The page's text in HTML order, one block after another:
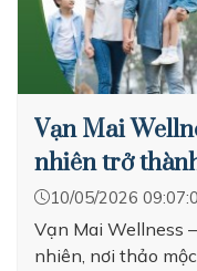
Vạn Mai
nhiên trở
10/05/2026
Vạn Mai Wellness
nhiên, nơi thảo